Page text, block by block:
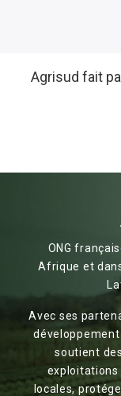
Agrisud fait
ONG
Afrique et
Avec ses
développement
soutient
exploitations
locales,